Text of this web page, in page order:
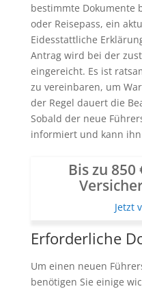
bestimmte Dokumente
oder Reisepass, ein
Eidesstattliche
Antrag wird bei der
eingereicht. Es ist
zu vereinbaren, um
der Regel dauert die
Sobald der neue
informiert und kann
Bis zu 850
Jetzt
Erforderliche
Um einen neuen
benötigen Sie einige